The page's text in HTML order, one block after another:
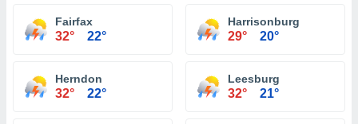
Fairfax
32° 22°
Harrisonburg
29° 20°
Herndon
32° 22°
Leesburg
32° 21°